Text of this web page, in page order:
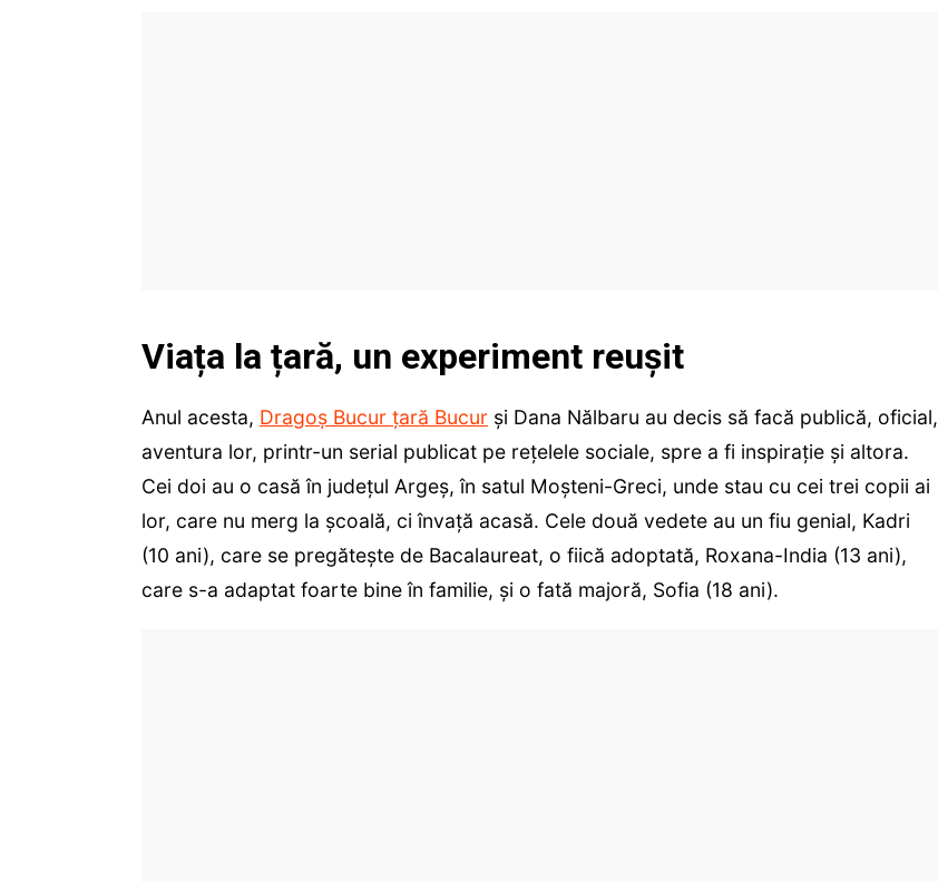
Viața la țară, un experiment reușit
Anul acesta, Dragoș Bucur țară Bucur și Dana Nălbaru au decis să facă publică, oficial,
aventura lor, printr-un serial publicat pe rețelele sociale, spre a fi inspirație și altora.
Cei doi au o casă în județul Argeș, în satul Moșteni-Greci, unde stau cu cei trei copii ai
lor, care nu merg la școală, ci învață acasă. Cele două vedete au un fiu genial, Kadri
(10 ani), care se pregătește de Bacalaureat, o fiică adoptată, Roxana-India (13 ani),
care s-a adaptat foarte bine în familie, și o fată majoră, Sofia (18 ani).